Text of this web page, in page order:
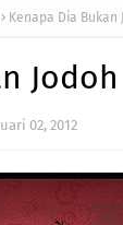
Kenapa Dia Bukan
02, 2012